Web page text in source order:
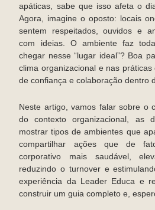
apáticas, sabe que isso afeta o
Agora, imagine o oposto: locais
sentem respeitados, ouvidos e
com ideias. O ambiente faz
chegar nesse “lugar ideal”? Boa
clima organizacional e nas
de confiança e colaboração dentro
Neste artigo, vamos falar sobre o
do contexto organizacional, as
mostrar tipos de ambientes que
compartilhar ações que de
corporativo mais saudável,
reduzindo o turnover e
experiência da Leader Educa e
construir um guia completo e,